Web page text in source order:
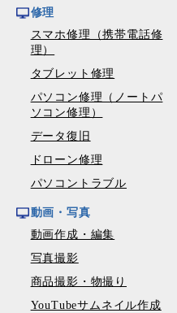
修理
スマホ修理（携帯電話修
理）
タブレット修理
パソコン修理（ノートパ
ソコン修理）
データ復旧
ドローン修理
パソコントラブル
動画・写真
動画作成・編集
写真撮影
商品撮影・物撮り
YouTubeサムネイル作成